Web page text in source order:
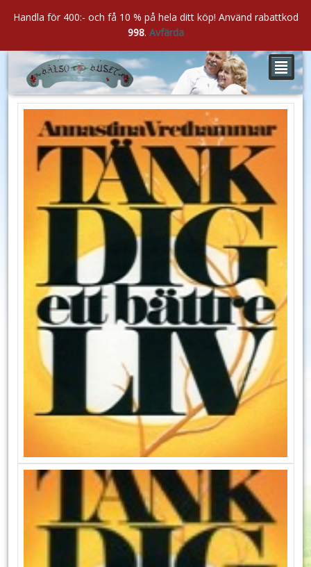
²
Handla för 400:- och få 10 % på hela ditt köp! Använd rabattkod
998. Avfärda